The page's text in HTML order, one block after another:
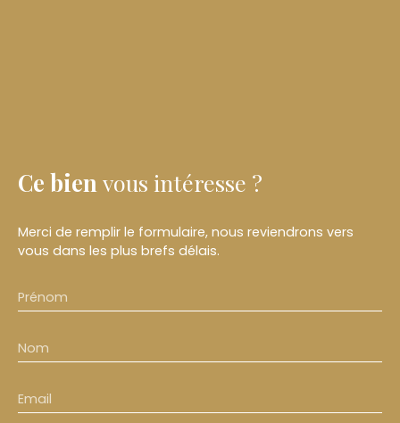
Ce bien vous intéresse ?
Merci de remplir le formulaire, nous reviendrons vers
vous dans les plus brefs délais.
Prénom
Nom
Email